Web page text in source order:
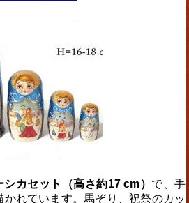
カセット（高さ約17 cm） で、手
れています。馬ぞり、祝祭のカッ